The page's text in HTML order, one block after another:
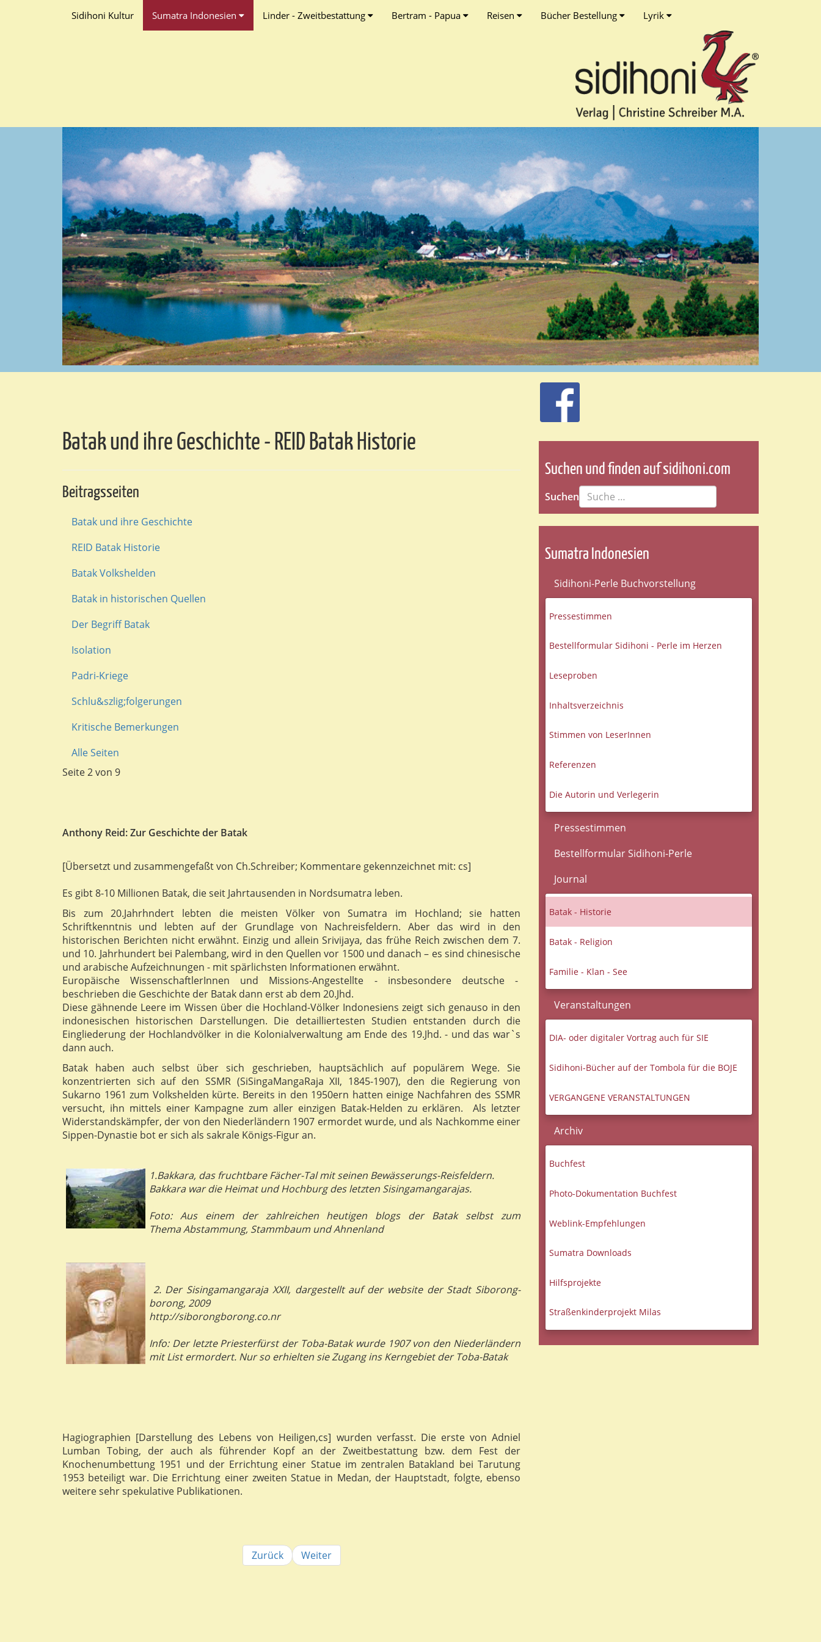
Sidihoni Kultur Sumatra Indonesien Linder - Zweitbestattung Bertram - Papua Reisen Bücher Bestellung Lyrik
Batak und ihre Geschichte - REID Batak Historie
Beitragsseiten
Batak und ihre Geschichte
REID Batak Historie
Batak Volkshelden
Batak in historischen Quellen
Der Begriff Batak
Isolation
Padri-Kriege
Schlu&szlig;folgerungen
Kritische Bemerkungen
Alle Seiten
Seite 2 von 9
Anthony Reid: Zur Geschichte der Batak
[Übersetzt und zusammengefaßt von Ch.Schreiber; Kommentare gekennzeichnet mit: cs]
Es gibt 8-10 Millionen Batak, die seit Jahrtausenden in Nordsumatra leben.
Bis zum 20.Jahrhndert lebten die meisten Völker von Sumatra im Hochland; sie hatten
Schriftkenntnis und lebten auf der Grundlage von Nachreisfeldern. Aber das wird in den
historischen Berichten nicht erwähnt. Einzig und allein Srivijaya, das frühe Reich zwischen dem 7.
und 10. Jahrhundert bei Palembang, wird in den Quellen vor 1500 und danach – es sind chinesische
und arabische Aufzeichnungen - mit spärlichsten Informationen erwähnt.
Europäische WissenschaftlerInnen und Missions-Angestellte - insbesondere deutsche -
beschrieben die Geschichte der Batak dann erst ab dem 20.Jhd.
Diese gähnende Leere im Wissen über die Hochland-Völker Indonesiens zeigt sich genauso in den
indonesischen historischen Darstellungen. Die detailliertesten Studien entstanden durch die
Eingliederung der Hochlandvölker in die Kolonialverwaltung am Ende des 19.Jhd. - und das war`s
dann auch.
Batak haben auch selbst über sich geschrieben, hauptsächlich auf populärem Wege. Sie
konzentrierten sich auf den SSMR (SiSingaMangaRaja XII, 1845-1907), den die Regierung von
Sukarno 1961 zum Volkshelden kürte. Bereits in den 1950ern hatten einige Nachfahren des SSMR
versucht, ihn mittels einer Kampagne zum aller einzigen Batak-Helden zu erklären. Als letzter
Widerstandskämpfer, der von den Niederländern 1907 ermordet wurde, und als Nachkomme einer
Sippen-Dynastie bot er sich als sakrale Königs-Figur an.
1.Bakkara, das fruchtbare Fächer-Tal mit seinen Bewässerungs-Reisfeldern.
Bakkara war die Heimat und Hochburg des letzten Sisingamangarajas.
Foto: Aus einem der zahlreichen heutigen blogs der Batak selbst zum
ThemaAbstammung, Stammbaum und Ahnenland
2. Der Sisingamangaraja XXII, dargestellt auf der website der Stadt Siborong-
borong, 2009
http://siborongborong.co.nr
Info: Der letzte Priesterfürst der Toba-Batak wurde 1907 von den Niederländern
mit List ermordert. Nur so erhielten sie Zugang ins Kerngebiet der Toba-Batak
Hagiographien [Darstellung des Lebens von Heiligen,cs] wurden verfasst. Die erste von Adniel
Lumban Tobing, der auch als führender Kopf an der Zweitbestattung bzw. dem Fest der
Knochenumbettung 1951 und der Errichtung einer Statue im zentralen Batakland bei Tarutung
1953 beteiligt war. Die Errichtung einer zweiten Statue in Medan, der Hauptstadt, folgte, ebenso
weitere sehr spekulative Publikationen.
Zurück Weiter
Suchen und finden auf sidihoni.com
Suchen
Sumatra Indonesien
Sidihoni-Perle Buchvorstellung
Pressestimmen
Bestellformular Sidihoni - Perle im Herzen
Leseproben
Inhaltsverzeichnis
Stimmen von LeserInnen
Referenzen
Die Autorin und Verlegerin
Pressestimmen
Bestellformular Sidihoni-Perle
Journal
Batak - Historie
Batak - Religion
Familie - Klan - See
Veranstaltungen
DIA- oder digitaler Vortrag auch für SIE
Sidihoni-Bücher auf der Tombola für die BOJE
VERGANGENE VERANSTALTUNGEN
Archiv
Buchfest
Photo-Dokumentation Buchfest
Weblink-Empfehlungen
Sumatra Downloads
Hilfsprojekte
Straßenkinderprojekt Milas